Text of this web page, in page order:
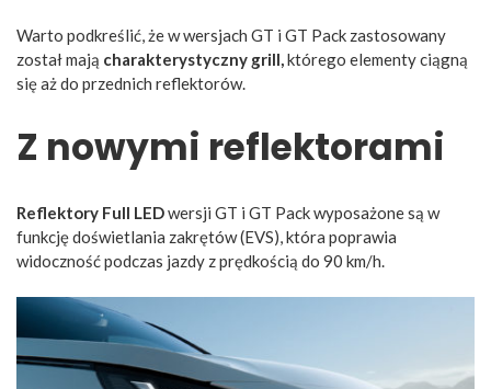
Warto podkreślić, że w wersjach GT i GT Pack zastosowany
został mają charakterystyczny grill,którego elementy ciągną
się aż do przednich reflektorów.
Z nowymi reflektorami
Reflektory Full LEDwersji GT i GT Pack wyposażone są w
funkcję doświetlania zakrętów (EVS), która poprawia
widoczność podczas jazdy z prędkością do 90 km/h.